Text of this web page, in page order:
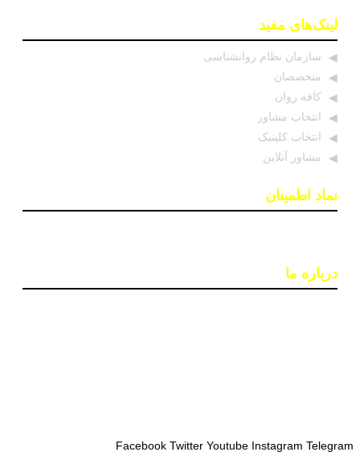
لینک‌های مفید
سازمان نظام روانشناسی
متخصصان
کافه روان
انتخاب مشاور
انتخاب کلینیک
مشاور آنلاین
نماد اطمینان
درباره ما
Facebook Twitter Youtube Instagram Telegram